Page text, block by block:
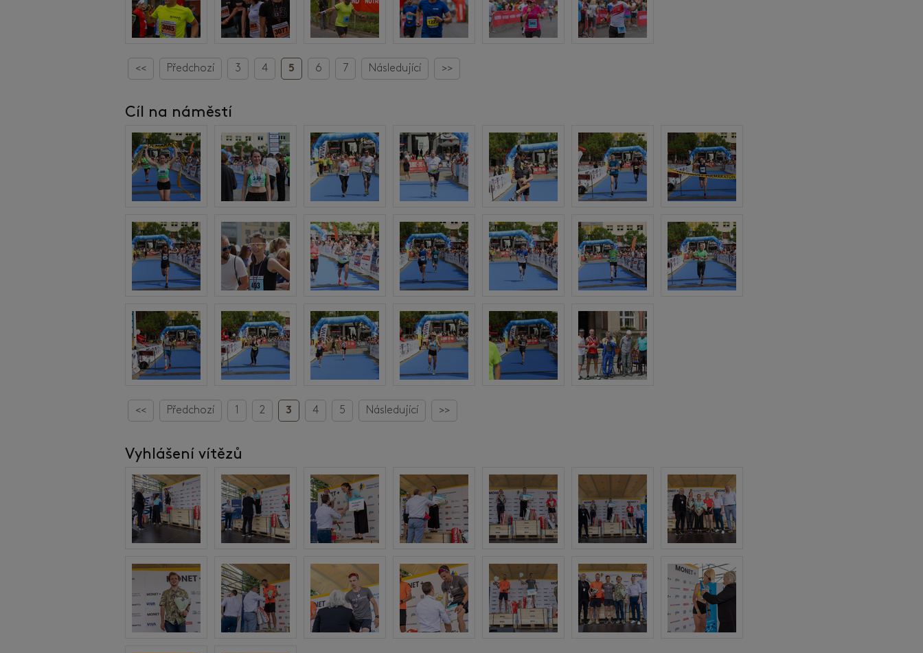
<< Předchozí 3 4 5 6 7 Následující >>
Cíl na náměstí
<< Předchozí 1 2 3 4 5 Následující >>
Vyhlášení vítězů